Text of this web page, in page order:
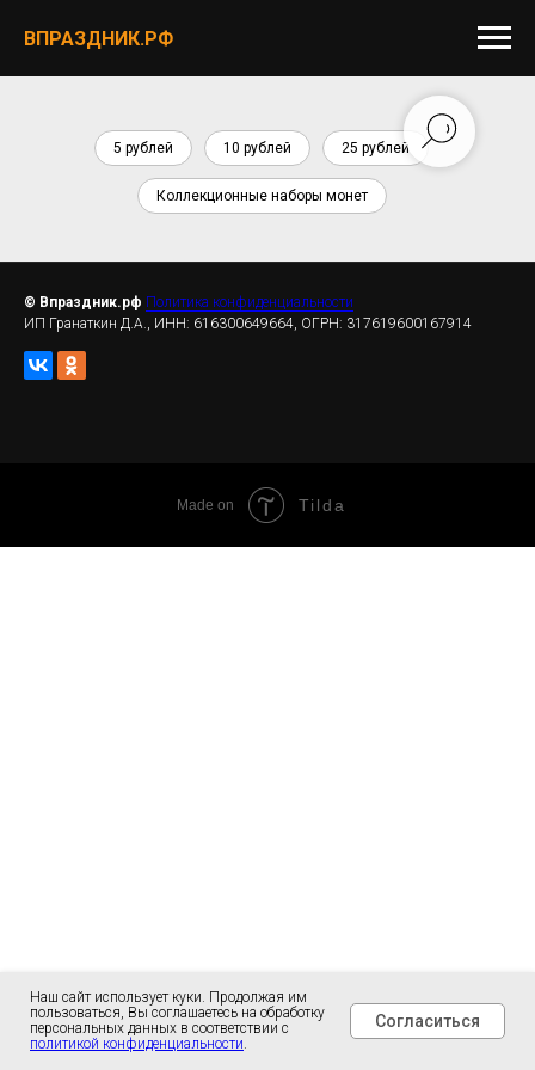
ВПРАЗДНИК.РФ
5 рублей 10 рублей 25 рублей
Коллекционные наборы монет
© Впраздник.рф Политика конфиденциальности
ИП Гранаткин Д.А., ИНН: 616300649664, ОГРН: 317619600167914
Наш сайт использует куки. Продолжая им
пользоваться, Вы соглашаетесь на обработку
персональных данных в соответствии с
политикой конфиденциальности.
Согласиться
Made on Tilda